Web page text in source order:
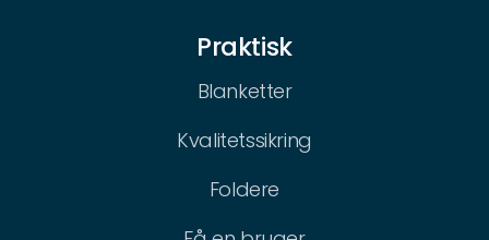
Praktisk
Blanketter
Kvalitetssikring
Foldere